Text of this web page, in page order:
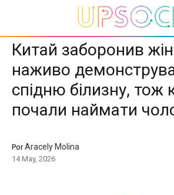
Китай заборонив
наживо
спідню білизну, тож
почали наймати
PorAracely Molina
14 May, 2026